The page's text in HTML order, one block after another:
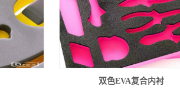
双色EVA复合内衬